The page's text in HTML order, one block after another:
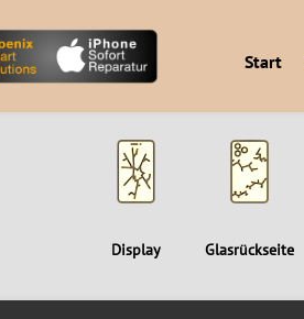
Start
Display Glasrückseite